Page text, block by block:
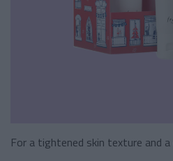
For a tightened skin texture and a